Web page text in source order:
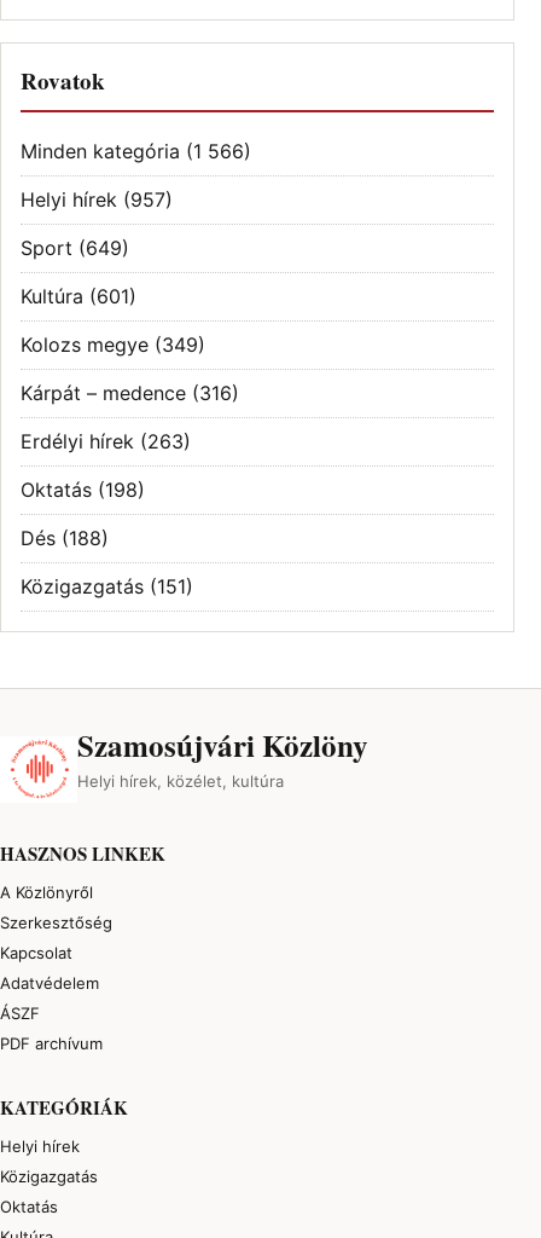
Rovatok
Minden kategória (1 566)
Helyi hírek (957)
Sport (649)
Kultúra (601)
Kolozs megye (349)
Kárpát – medence (316)
Erdélyi hírek (263)
Oktatás (198)
Dés (188)
Közigazgatás (151)
Szamosújvári Közlöny
Helyi hírek, közélet, kultúra
HASZNOS LINKEK
A Közlönyről
Szerkesztőség
Kapcsolat
Adatvédelem
ÁSZF
PDF archívum
KATEGÓRIÁK
Helyi hírek
Közigazgatás
Oktatás